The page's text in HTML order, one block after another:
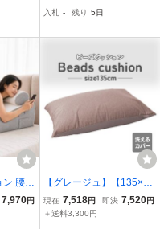
もた
の日 背もたれ クッション
入札 - 残り 5日
ン 腰枕
枕 三
7,970円
【グレージュ】【135×85
㎝】ビーズクッション ソ
ファーベッド クッション
現在 7,518円 即決 7,520円
＋送料3,300円